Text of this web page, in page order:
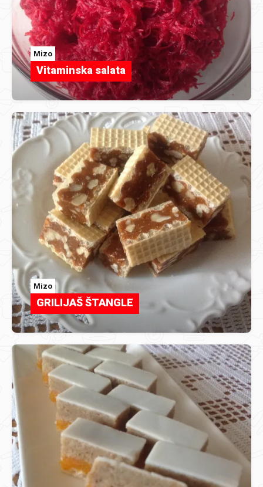
Mizo
Vitaminska salata
Mizo
GRILIJAŠ ŠTANGLE